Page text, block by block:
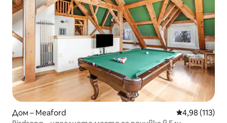
Дом – Meaford Средна
4,98 (113)